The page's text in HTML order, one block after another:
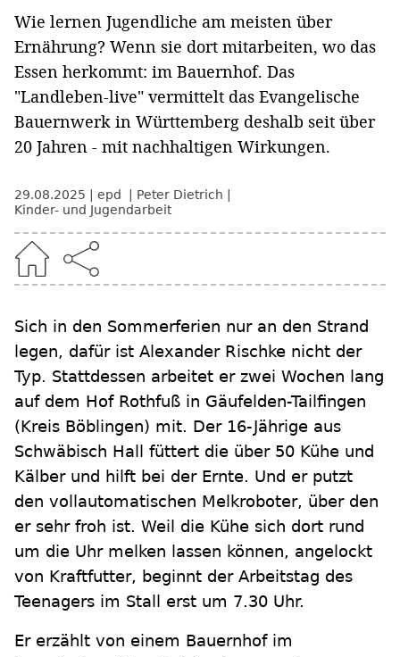
Wie lernen Jugendliche am meisten über
Ernährung? Wenn sie dort mitarbeiten, wo das
Essen herkommt: im Bauernhof. Das
"Landleben-live" vermittelt das Evangelische
Bauernwerk in Württemberg deshalb seit über
20 Jahren - mit nachhaltigen Wirkungen.
29.08.2025 epd
Peter Dietrich
Kinder- und Jugendarbeit
Sich in den Sommerferien nur an den Strand
legen, dafür ist Alexander Rischke nicht der
Typ. Stattdessen arbeitet er zwei Wochen lang
auf dem Hof Rothfuß in Gäufelden-Tailfingen
(Kreis Böblingen) mit. Der 16-Jährige aus
Schwäbisch Hall füttert die über 50 Kühe und
Kälber und hilft bei der Ernte. Und er putzt
den vollautomatischen Melkroboter, über den
er sehr froh ist. Weil die Kühe sich dort rund
um die Uhr melken lassen können, angelockt
von Kraftfutter, beginnt der Arbeitstag des
Teenagers im Stall erst um 7.30 Uhr.
Er erzählt von einem Bauernhof im